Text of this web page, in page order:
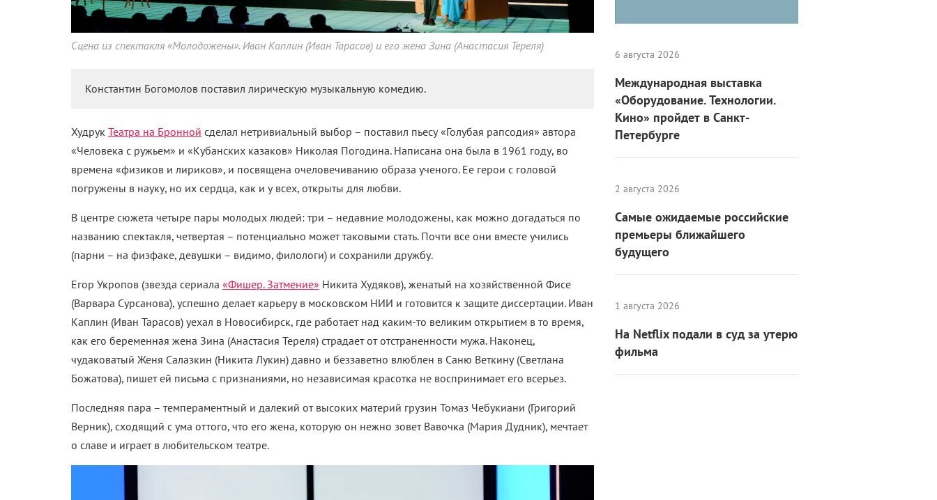
Сцена из спектакля «Молодожены». Иван Каплин (Иван Тарасов) и его жена Зина (Анастасия Тереля)
Константин Богомолов поставил лирическую музыкальную комедию.
Худрук Театра на Бронной сделал нетривиальный выбор – поставил пьесу«Голубая рапсодия» автора
«Человека с ружьем» и «Кубанских казаков» Николая Погодина. Написана она была в 1961 году, во
времена «физиков и лириков», и посвящена очеловечиванию образа ученого. Ее герои с головой
погружены в науку, но их сердца, как и у всех, открыты для любви.
В центре сюжета четыре пары молодых людей: три – недавние молодожены, как можно догадаться по
названию спектакля, четвертая – потенциально может таковыми стать. Почти все они вместе учились
(парни – на физфаке, девушки – видимо, филологи) и сохранили дружбу.
Егор Укропов (звезда сериала «Фишер. Затмение» Никита Худяков), женатый на хозяйственной Фисе
(Варвара Сурсанова), успешно делает карьеру в московском НИИ и готовится к защите диссертации. Иван
Каплин (Иван Тарасов) уехал в Новосибирск, где работает над каким-то великим открытием в то время,
как его беременная жена Зина (Анастасия Тереля) страдает от отстраненности мужа. Наконец,
чудаковатый Женя Салазкин (Никита Лукин) давно и беззаветно влюблен в Саню Веткину (Светлана
Божатова), пишет ей письма с признаниями, но независимая красотка не воспринимает его всерьез.
Последняя пара – темпераментный и далекий от высоких материй грузин Томаз Чебукиани (Григорий
Верник), сходящий с ума оттого, что его жена, которую он нежно зовет Вавочка (Мария Дудник), мечтает
о славе и играет в любительском театре.
6 августа 2026
Международная выставка
«Оборудование. Технологии.
Кино» пройдет в Санкт-
Петербурге
2 августа 2026
Самые ожидаемые российские
премьеры ближайшего
будущего
1 августа 2026
На Netflix подали в суд за утерю
фильма